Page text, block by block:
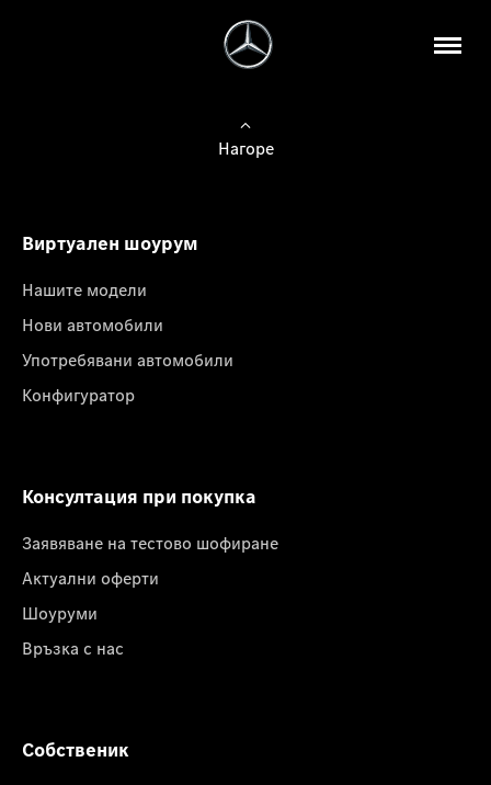
Нагоре
Виртуален шоурум
Нашите модели
Нови автомобили
Употребявани автомобили
Конфигуратор
Консултация при покупка
Заявяване на тестово шофиране
Актуални оферти
Шоуруми
Връзка с нас
Собственик